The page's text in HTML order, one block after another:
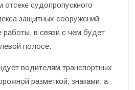
отсеке судопропускного
защитных сооружений
работы, в связи с чем будет
полосе.
водителям транспортных
разметкой, знаками, а